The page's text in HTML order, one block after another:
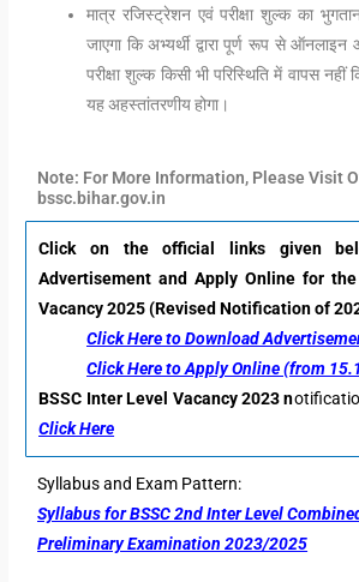
मात्र रजिस्ट्रेशन एवं परीक्षा शुल्क का
जाएगा कि अभ्यर्थी द्वारा पूर्ण रूप से
परीक्षा शुल्क किसी भी परिस्थिति में वापस नहीं
यह अहस्तांतरणीय होगा।
Note: For More Information, Please Visit
bssc.bihar.gov.in
Click on the official links given
Advertisement and Apply Online for the
Vacancy 2025 (Revised Notification of
Click Here to Download
Click Here to Apply Online (from
BSSC Inter Level Vacancy 2023 n
Click Here
Syllabus and Exam Pattern:
Syllabus for BSSC 2nd Inter Level
Preliminary Examination 2023/2025